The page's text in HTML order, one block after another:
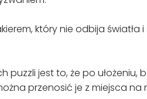
który nie odbija
puzzli jest to, że po ułożeniu,
przenosić je z miejsca na